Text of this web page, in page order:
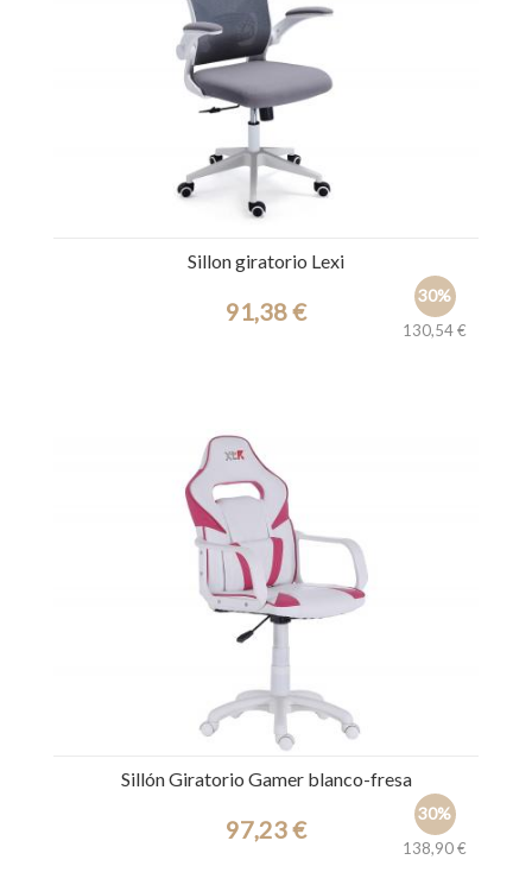
Sillon giratorio Lexi
30%
130,54 €
91,38 €
Sillón Giratorio Gamer blanco-fresa
30%
138,90 €
97,23 €